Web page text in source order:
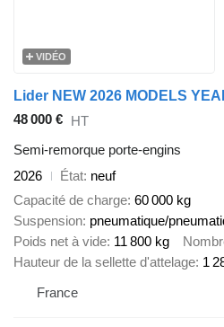
VIDÉO
Lider NEW 2026 MODELS
48 000 € HT
Semi-remorque porte-engins
2026
État neuf
Capacité de charge 60 000 kg
Suspension pneumatique/
Poids net à vide 11 800 kg
Hauteur de la sellette d'attelage 1
France